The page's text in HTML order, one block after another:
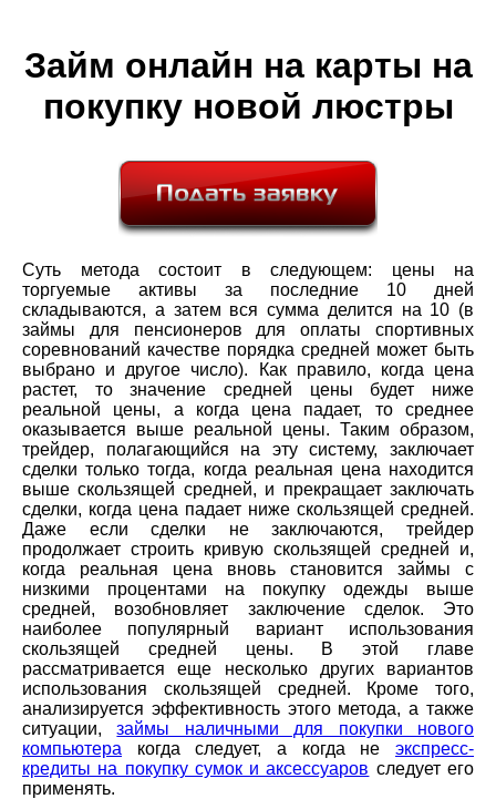
Займ онлайн на карты на
покупку новой люстры
Суть метода состоит в следующем: цены на
торгуемые активы за последние 10 дней
складываются, а затем вся сумма делится на 10 (в
займы для пенсионеров для оплаты спортивных
соревнований качестве порядка средней может быть
выбрано и другое число). Как правило, когда цена
растет, то значение средней цены будет ниже
реальной цены, а когда цена падает, то среднее
оказывается выше реальной цены. Таким образом,
трейдер, полагающийся на эту систему, заключает
сделки только тогда, когда реальная цена находится
выше скользящей средней, и прекращает заключать
сделки, когда цена падает ниже скользящей средней.
Даже если сделки не заключаются, трейдер
продолжает строить кривую скользящей средней и,
когда реальная цена вновь становится займы с
низкими процентами на покупку одежды выше
средней, возобновляет заключение сделок. Это
наиболее популярный вариант использования
скользящей средней цены. В этой главе
рассматривается еще несколько других вариантов
использования скользящей средней. Кроме того,
анализируется эффективность этого метода, а также
ситуации,займы наличными для покупки нового
компьютера когда следует, а когда не экспресс-
кредиты на покупку сумок и аксессуаров следует его
применять.